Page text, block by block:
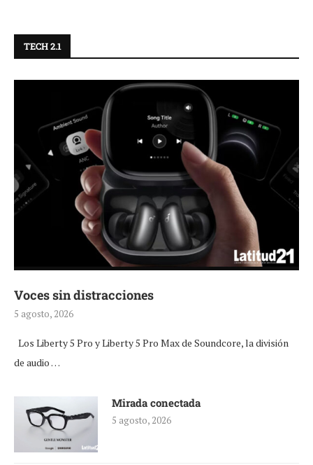
TECH 2.1
Voces sin distracciones
5 agosto, 2026
Los Liberty 5 Pro y Liberty 5 Pro Max de Soundcore, la división
de audio …
Mirada conectada
5 agosto, 2026